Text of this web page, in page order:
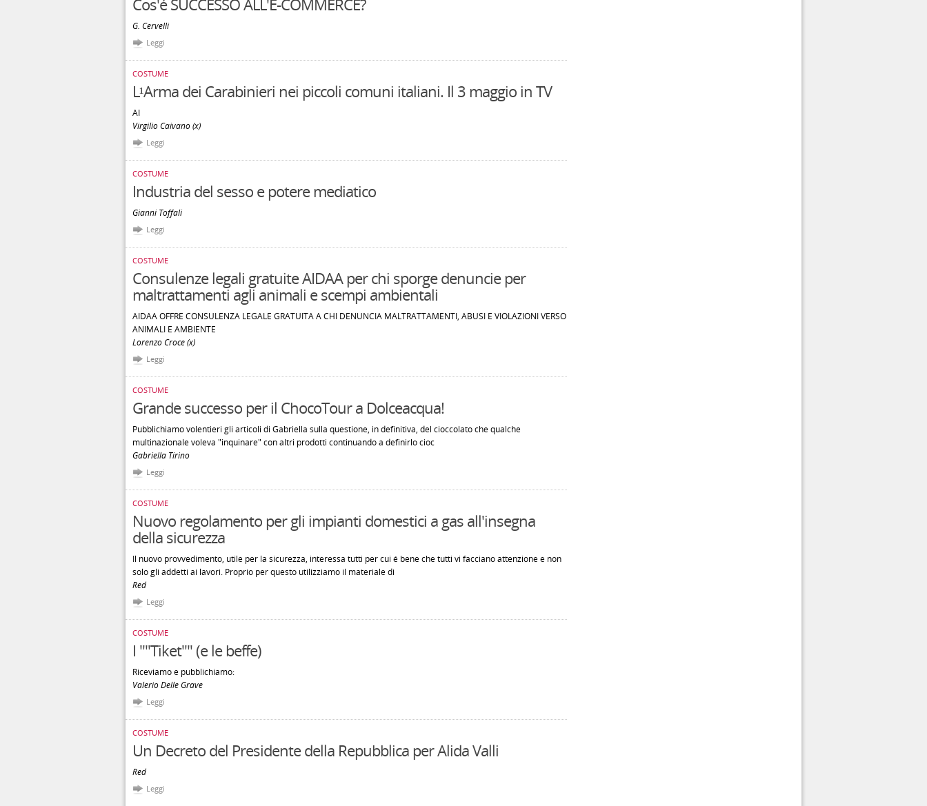
Cos'é SUCCESSO ALL'E-COMMERCE?
G. Cervelli
Leggi
COSTUME
L¹Arma dei Carabinieri nei piccoli comuni italiani. Il 3 maggio in TV
AI
Virgilio Caivano (x)
Leggi
COSTUME
Industria del sesso e potere mediatico
Gianni Toffali
Leggi
COSTUME
Consulenze legali gratuite AIDAA per chi sporge denuncie per
maltrattamenti agli animali e scempi ambientali
AIDAA OFFRE CONSULENZA LEGALE GRATUITA A CHI DENUNCIA MALTRATTAMENTI, ABUSI E VIOLAZIONI VERSO
ANIMALI E AMBIENTE
Lorenzo Croce (x)
Leggi
COSTUME
Grande successo per il ChocoTour a Dolceacqua!
Pubblichiamo volentieri gli articoli di Gabriella sulla questione, in definitiva, del cioccolato che qualche
multinazionale voleva "inquinare" con altri prodotti continuando a definirlo cioc
Gabriella Tirino
Leggi
COSTUME
Nuovo regolamento per gli impianti domestici a gas all'insegna
della sicurezza
Il nuovo provvedimento, utile per la sicurezza, interessa tutti per cui é bene che tutti vi facciano attenzione e non
solo gli addetti ai lavori. Proprio per questo utilizziamo il materiale di
Red
Leggi
COSTUME
I ""Tiket"" (e le beffe)
Riceviamo e pubblichiamo:
Valerio Delle Grave
Leggi
COSTUME
Un Decreto del Presidente della Repubblica per Alida Valli
Red
Leggi